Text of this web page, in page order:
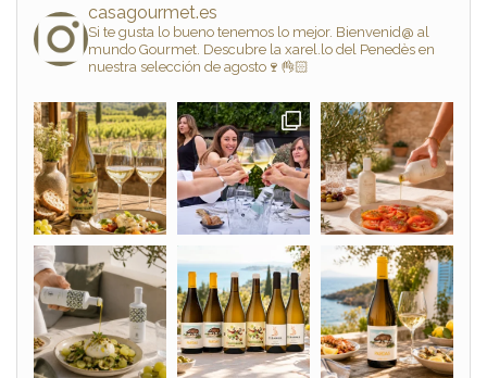
casagourmet.es
Si te gusta lo bueno tenemos lo mejor. Bienvenid@ al
mundo Gourmet. Descubre la xarel.lo del Penedès en
nuestra selección de agosto🍷👌🏻